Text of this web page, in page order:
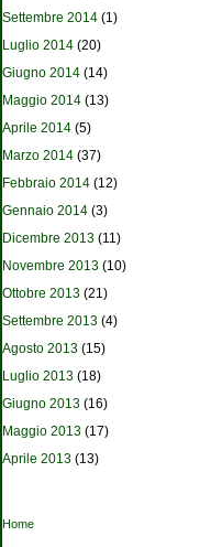
Settembre 2014 (1)
Luglio 2014 (20)
Giugno 2014 (14)
Maggio 2014 (13)
Aprile 2014 (5)
Marzo 2014 (37)
Febbraio 2014 (12)
Gennaio 2014 (3)
Dicembre 2013 (11)
Novembre 2013 (10)
Ottobre 2013 (21)
Settembre 2013 (4)
Agosto 2013 (15)
Luglio 2013 (18)
Giugno 2013 (16)
Maggio 2013 (17)
Aprile 2013 (13)
Tu sei qui
Home